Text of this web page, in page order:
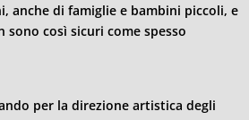
anche di famiglie e bambini piccoli, e
sono così sicuri come spesso
per la direzione artistica degli